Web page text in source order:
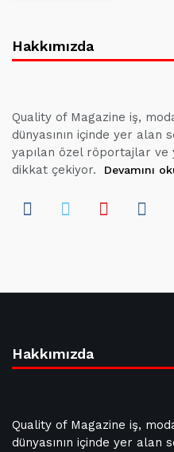
Hakkımızda
Quality of Magazine iş,
dünyasının içinde yer alan
yapılan özel röportajlar
dikkat çekiyor.
Devamını
Hakkımızda
Quality of Magazine iş,
dünyasının içinde yer alan